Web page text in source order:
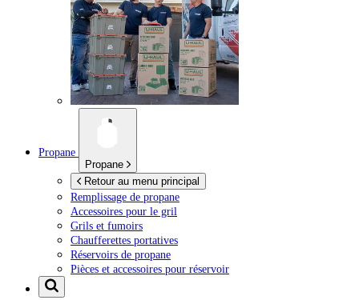
Propane
Propane
Retour au menu principal
Remplissage de propane
Accessoires pour le gril
Grils et fumoirs
Chaufferettes portatives
Réservoirs de propane
Pièces et accessoires pour réservoir